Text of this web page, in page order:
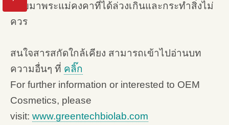
ขอขมาพระแม่คงคาที่ได้ล่วงเกินและกระทำสิ่งไม่
ควร
สนใจสารสกัดใกล้เคียง สามารถเข้าไปอ่านบท
ความอื่นๆ ที่ คลิ๊ก
For further information or interested to OEM
Cosmetics, please
visit: www.greentechbiolab.com